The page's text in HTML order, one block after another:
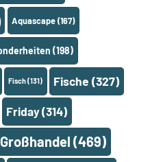
Aquascape(167)
(198)
Fisch(131) Fische (327)
Friday(314)
Großhandel (469)